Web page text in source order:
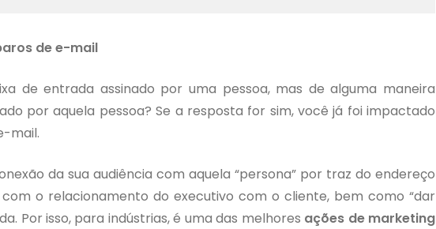
de e-mail
de entrada assinado por uma pessoa, mas de alguma maneira
por aquela pessoa? Se a resposta for sim, você já foi impactado
mail.
da sua audiência com aquela “persona” por traz do endereço
o relacionamento do executivo com o cliente, bem como “dar
Por isso, para indústrias, é uma das melhores ações de marketing